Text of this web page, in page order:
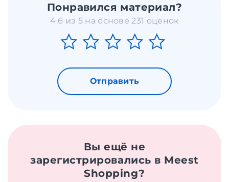
Понравился материал?
4.6 из 5 на основе 231 оценок
Отправить
Вы ещё не
зарегистрировались в Meest
Shopping?